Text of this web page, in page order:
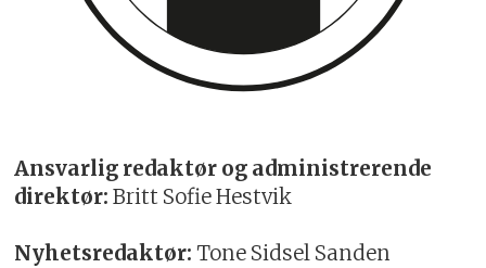
Ansvarlig redaktør og administrerende
direktør: Britt Sofie Hestvik
Nyhetsredaktør: Tone Sidsel Sanden